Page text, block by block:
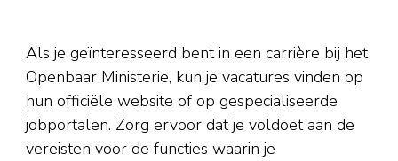
Als je geïnteresseerd bent in een carrière bij het
Openbaar Ministerie, kun je vacatures vinden op
hun officiële website of op gespecialiseerde
jobportalen. Zorg ervoor dat je voldoet aan de
vereisten voor de functies waarin je